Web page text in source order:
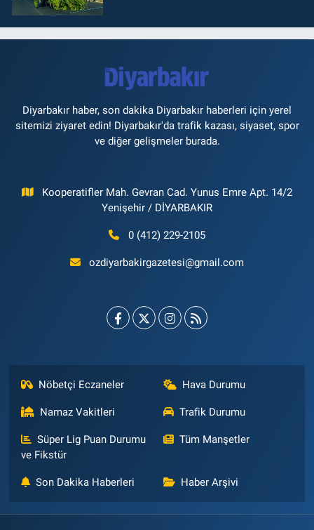
Diyarbakır haber, son dakika Diyarbakır haberleri için yerel
sitemizi ziyaret edin! Diyarbakır'da trafik kazası, siyaset, spor
ve diğer gelişmeler burada.
Kooperatifler Mah. Gevran Cad. Yunus Emre Apt. 14/2
Yenişehir / DİYARBAKIR
0 (412) 229-2105
ozdiyarbakirgazetesi@gmail.com
Nöbetçi Eczaneler Hava Durumu
Namaz Vakitleri Trafik Durumu
Süper Lig Puan Durumu
ve Fikstür
Tüm Manşetler
Son Dakika Haberleri Haber Arşivi